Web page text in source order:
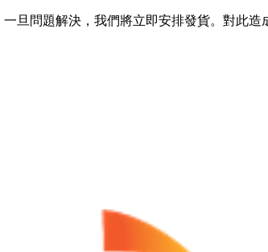
旦問題解決，我們將立即安排發貨。對此造